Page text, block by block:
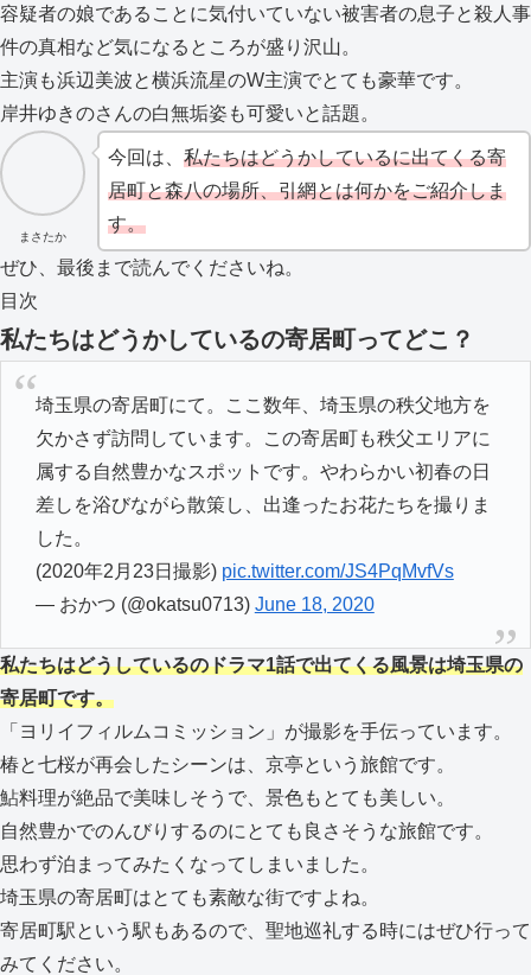
容疑者の娘であることに気付いていない被害者の息子と殺人事
件の真相など気になるところが盛り沢山。
主演も浜辺美波と横浜流星のW主演でとても豪華です。
岸井ゆきのさんの白無垢姿も可愛いと話題。
まさたか
今回は、 私たちはどうかしているに出てくる寄
居町と森八の場所、引網とは何かをご紹介しま
す。
ぜひ、最後まで読んでくださいね。
目次
私たちはどうかしているの寄居町ってどこ？
埼玉県の寄居町にて。ここ数年、埼玉県の秩父地方を
欠かさず訪問しています。この寄居町も秩父エリアに
属する自然豊かなスポットです。やわらかい初春の日
差しを浴びながら散策し、出逢ったお花たちを撮りま
した。
(2020年2月23日撮影) pic.twitter.com/JS4PqMvfVs
— おかつ (@okatsu0713) June 18, 2020
私たちはどうしているのドラマ1話で出てくる風景は埼玉県の
寄居町です。
「ヨリイフィルムコミッション」が撮影を手伝っています。
椿と七桜が再会したシーンは、京亭という旅館です。
鮎料理が絶品で美味しそうで、景色もとても美しい。
自然豊かでのんびりするのにとても良さそうな旅館です。
思わず泊まってみたくなってしまいました。
埼玉県の寄居町はとても素敵な街ですよね。
寄居町駅という駅もあるので、聖地巡礼する時にはぜひ行って
みてください。